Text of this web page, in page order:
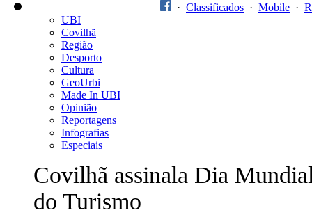
· Classificados · Mobile ·
UBI
Covilhã
Região
Desporto
Cultura
GeoUrbi
Made In UBI
Opinião
Reportagens
Infografias
Especiais
Covilhã assinala Dia
do Turismo